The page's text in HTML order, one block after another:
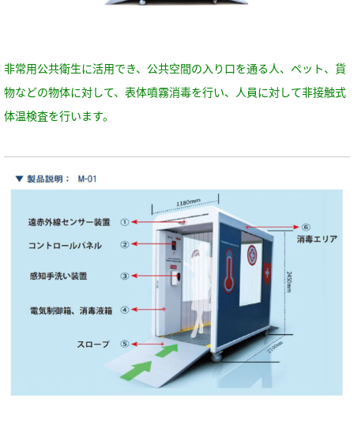
非常用公共衛生に活用でき、公共空間の入り口を通る人、ペット、貨
物などの物体に対して、表体噴霧消毒を行い、 人員に対して非接触式
体温検査を行います。